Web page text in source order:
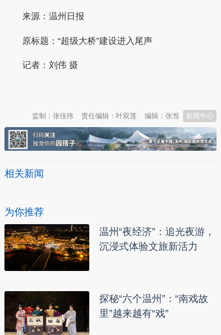
来源：温州日报
原标题： “超级大桥”建设进入尾声
记者：刘伟 摄
新闻中心
编辑：张湉
责任编辑：叶双莲
监制：张佳玮
相关新闻
为你推荐
温州“夜经济”：追光夜游，
沉浸式体验文旅新活力
探秘“六个温州”：“南戏故
里”越来越有“戏”